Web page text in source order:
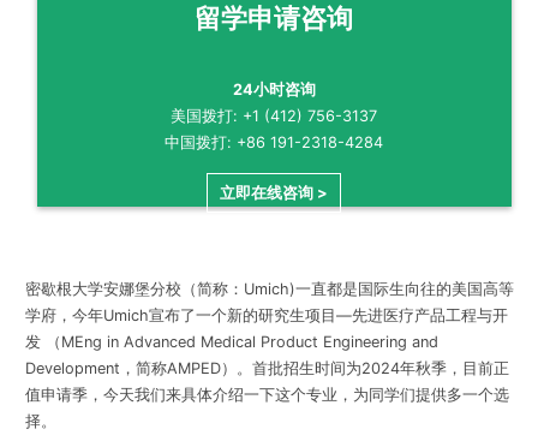
留学申请咨询
24小时咨询
美国拨打: +1 (412) 756-3137
中国拨打: +86 191-2318-4284
立即在线咨询 >
密歇根大学安娜堡分校（简称：Umich)一直都是国际生向往的美国高等
学府，今年Umich宣布了一个新的研究生项目—先进医疗产品工程与开
发 （MEng in Advanced Medical Product Engineering and
Development，简称AMPED）。首批招生时间为2024年秋季，目前正
值申请季，今天我们来具体介绍一下这个专业，为同学们提供多一个选
择。